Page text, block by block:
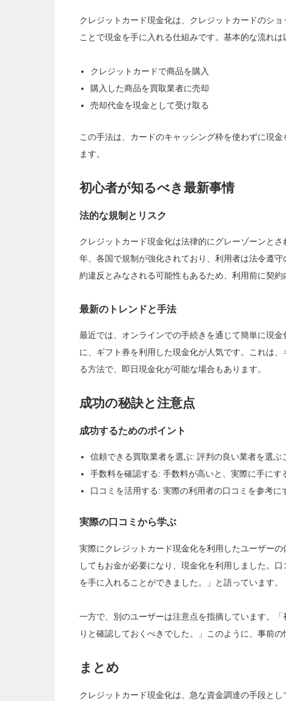
クレジットカード現金化は、クレジットカードのシ
ことで現金を手に入れる仕組みです。基本的な流れは
クレジットカードで商品を購入
購入した商品を買取業者に売却
売却代金を現金として受け取る
この手法は、カードのキャッシング枠を使わずに現
ます。
初心者が知るべき最新事情
法的な規制とリスク
クレジットカード現金化は法律的にグレーゾーンと
年、各国で規制が強化されており、利用者は法令遵
約違反とみなされる可能性もあるため、利用前に契約
最新のトレンドと手法
最近では、オンラインでの手続きを通じて簡単に現
に、ギフト券を利用した現金化が人気です。これは
る方法で、即日現金化が可能な場合もあります。
成功の秘訣と注意点
成功するためのポイント
信頼できる買取業者を選ぶ: 評判の良い業者を選ぶ
手数料を確認する: 手数料が高いと、実際に手にす
口コミを活用する: 実際の利用者の口コミを参考に
実際の口コミから学ぶ
実際にクレジットカード現金化を利用したユーザー
してもお金が必要になり、現金化を利用しました。
を手に入れることができました。」と語っています。
一方で、別のユーザーは注意点を指摘しています。
りと確認しておくべきでした。」このように、事前の
まとめ
クレジットカード現金化は、急な資金調達の手段と